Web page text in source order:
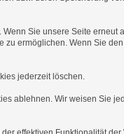
Sie unsere Seite erneut
zu ermöglichen. Wenn Sie
jederzeit löschen.
ablehnen. Wir weisen Sie